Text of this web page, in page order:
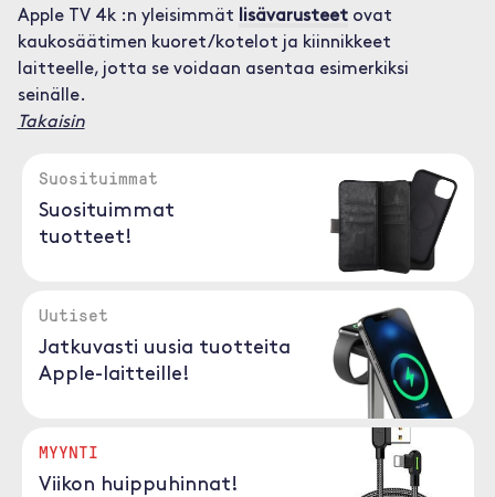
Apple TV 4k :n yleisimmät lisävarusteetovat
kaukosäätimen kuoret/kotelot ja kiinnikkeet
laitteelle, jotta se voidaan asentaa esimerkiksi
seinälle.
Takaisin
Suosituimmat
Suosituimmat
tuotteet!
Uutiset
Jatkuvasti uusia tuotteita
Apple-laitteille!
MYYNTI
Viikon huippuhinnat!